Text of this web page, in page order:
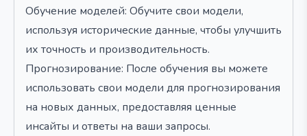
Обучение моделей: Обучите свои модели,
используя исторические данные, чтобы улучшить
их точность и производительность.
Прогнозирование: После обучения вы можете
использовать свои модели для прогнозирования
на новых данных, предоставляя ценные
инсайты и ответы на ваши запросы.